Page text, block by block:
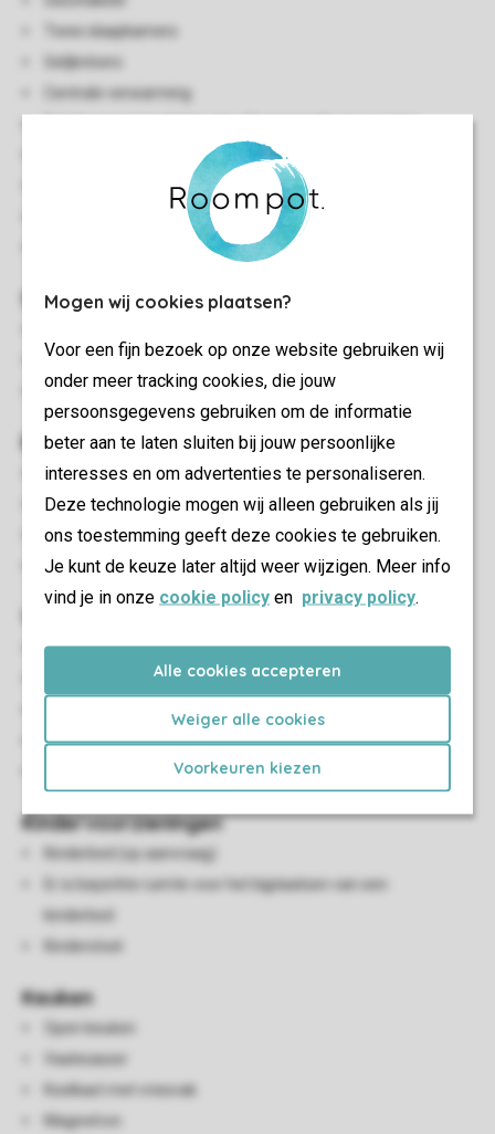
Mogen wij cookies plaatsen?
Voor een fijn bezoek op onze website gebruiken wij
onder meer tracking cookies, die jouw
persoonsgegevens gebruiken om de informatie
beter aan te laten sluiten bij jouw persoonlijke
interesses en om advertenties te personaliseren.
Deze technologie mogen wij alleen gebruiken als jij
ons toestemming geeft deze cookies te gebruiken.
Je kunt de keuze later altijd weer wijzigen. Meer info
vind je in onze cookie policy en privacy policy.
Alle cookies accepteren
Weiger alle cookies
Voorkeuren kiezen
Twee slaapkamers
Gelijkvloers
Centrale verwarming
In enkele accommodaties zijn huisdieren toegestaan
Slaapkamer(s)
Slaapkamer met stapelbed
Bedden voorzien van dekbedden en hoofdkussens
Buiten
Parasol
Terras
Terrasmeubilair
Parkeren op de centrale parkeerplaats
Zithoek
Flatscreen-tv
Kindervoorzieningen
Kinderbed (op aanvraag)
Er is beperkte ruimte voor het bijplaatsen van een
kinderbed
Kinderstoel
Keuken
Open keuken
Vaatwasser
Koelkast met vriesvak
Magnetron